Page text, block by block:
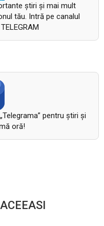
știri și mai mult
tău. Intră pe canalul
pentru ştiri şi
oră!